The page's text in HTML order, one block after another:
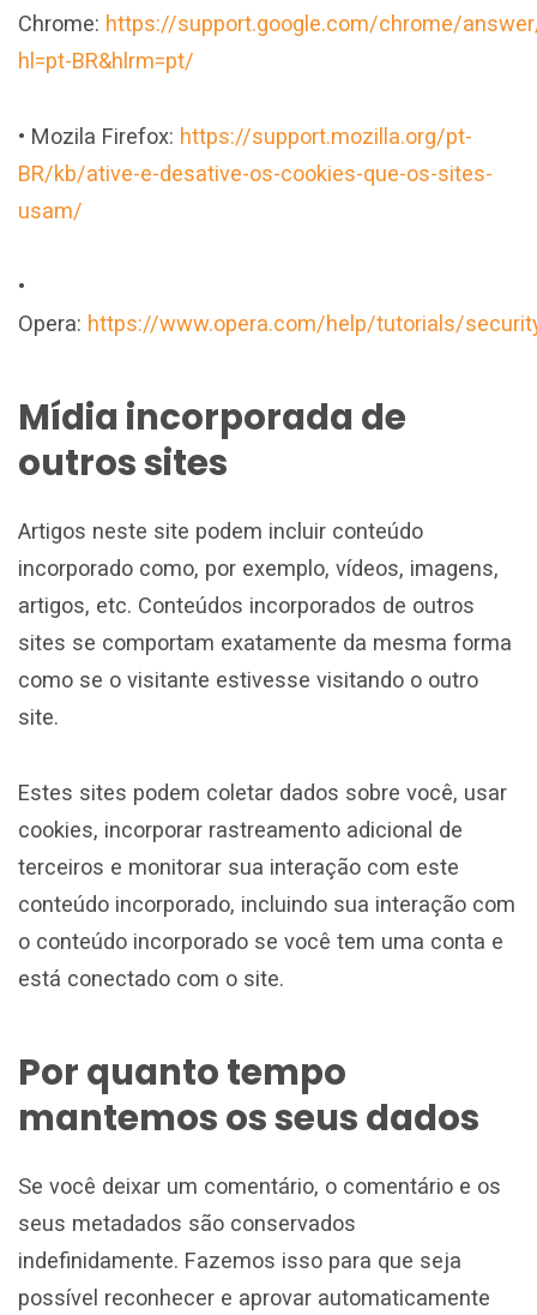
Chrome: https://support.google.com/chrome/
hl=pt-BR&hlrm=pt/
• Mozila Firefox: https://support.mozilla.org/pt-
BR/kb/ative-e-desative-os-cookies-que-os-sites-
usam/
•
Opera: https://www.opera.com/help/tutorials/
Mídia incorporada de
outros sites
Artigos neste site podem incluir conteúdo
incorporado como, por exemplo, vídeos, imagens,
artigos, etc. Conteúdos incorporados de outros
sites se comportam exatamente da mesma forma
como se o visitante estivesse visitando o outro
site.
Estes sites podem coletar dados sobre você, usar
cookies, incorporar rastreamento adicional de
terceiros e monitorar sua interação com este
conteúdo incorporado, incluindo sua interação com
o conteúdo incorporado se você tem uma conta e
está conectado com o site.
Por quanto tempo
mantemos os seus dados
Se você deixar um comentário, o comentário e os
seus metadados são conservados
indefinidamente. Fazemos isso para que seja
possível reconhecer e aprovar automaticamente